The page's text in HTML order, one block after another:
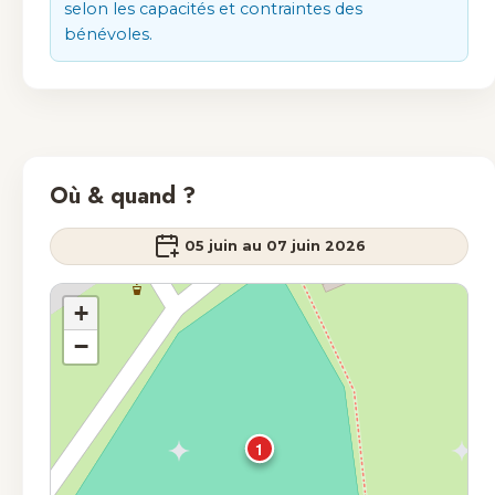
selon les capacités et contraintes des
bénévoles.
Où & quand ?
05 juin au 07 juin 2026
1
+
−